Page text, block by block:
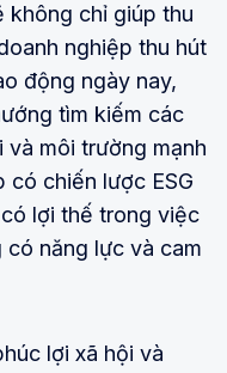
không chỉ giúp thu
nghiệp thu hút
động ngày nay,
tìm kiếm các
và môi trường mạnh
có chiến lược ESG
lợi thế trong việc
năng lực và cam
lợi xã hội và